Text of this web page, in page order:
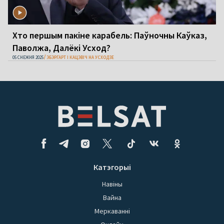
Хто першым пакіне карабель: Паўночны Каўказ,
Паволжа, Далёкі Усход?
05 СНЕЖНЯ 2025 ЭБЭРГАРТ І КАЦЭВІЧ НА УСХОДЗЕ
Катэгорыі
Навіны
Вайна
Меркаванні